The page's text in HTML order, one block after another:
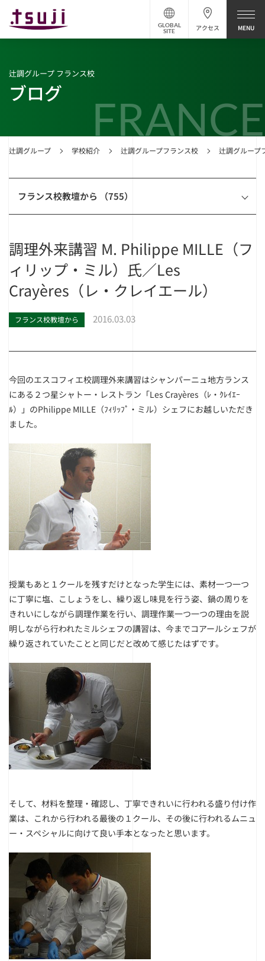
アクセス
GLOBAL
SITE
FRANCE
辻調グループ 学校紹介 辻調グループフランス校 辻調グループ
辻調グループ フランス校
ブログ
フランス校教壇から （755）
調理外来講習 M. Philippe MILLE（フ
ィリップ・ミル）氏／Les
Crayères（レ・クレイエール）
フランス校教壇から 2016.03.03
今回のエスコフィエ校調理外来講習はシャンパーニュ地方ランス
にある２つ星シャトー・レストラン「Les Crayères（ﾚ・ｸﾚｲｴｰ
ﾙ）」のPhilippe MILLE（ﾌｨﾘｯﾌﾟ・ミル）シェフにお越しいただき
ました。
授業もあと１クールを残すだけとなった学生には、素材一つ一つ
に丁寧に塩、こしょうをし、繰り返し味見を行う姿、鍋の周りを
きれいにしながら調理作業を行い、調理作業一つ一つの理由を説
明しながら行われたミルシェフの講習は、今までコアールシェフが
繰り返されていたことと同じだと改めて感じたはずです。
そして、材料を整理・確認し、丁寧できれいに行われる盛り付け作
業は、これから行われる最後の１クール、その後に行われるムニュ
ー・スペシャルに向けて良い手本となったと思います。